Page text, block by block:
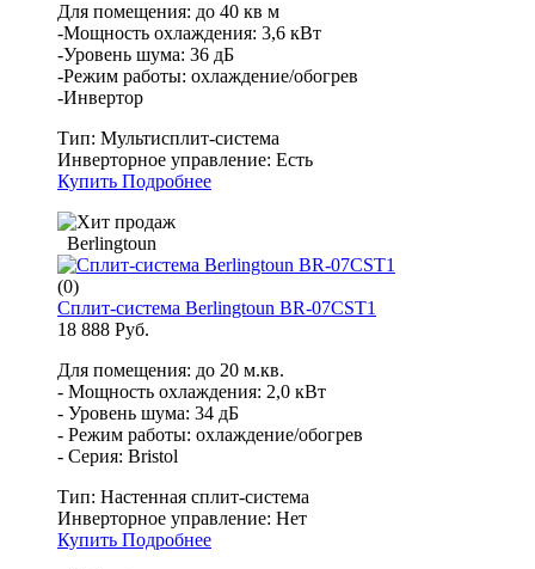
Для помещения: до 40 кв м
-Мощность охлаждения: 3,6 кВт
-Уровень шума: 36 дБ
-Режим работы: охлаждение/обогрев
-Инвертор
Тип: Мультисплит-система
Инверторное управление: Есть
Купить Подробнее
Berlingtoun
(0)
Сплит-система Berlingtoun BR-07CST1
18 888 Руб.
Для помещения: до 20 м.кв.
- Мощность охлаждения: 2,0 кВт
- Уровень шума: 34 дБ
- Режим работы: охлаждение/обогрев
- Серия: Bristol
Тип: Настенная сплит-система
Инверторное управление: Нет
Купить Подробнее